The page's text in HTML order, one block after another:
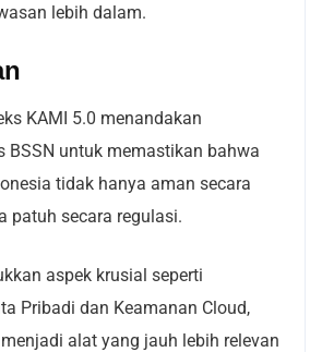
lebih dalam.
KAMI 5.0 menandakan
BSSN untuk memastikan bahwa
tidak hanya aman secara
patuh secara regulasi.
aspek krusial seperti
Pribadi dan Keamanan Cloud,
alat yang jauh lebih relevan